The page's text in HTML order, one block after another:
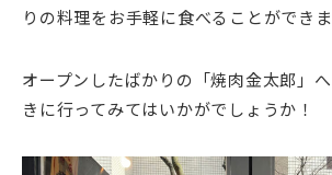
りの料理をお手軽に食べることができま
オープンしたばかりの「焼肉金太郎」
きに行ってみてはいかがでしょうか！